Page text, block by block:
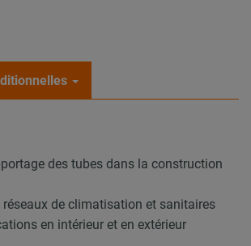
des tubes dans la construction
réseaux de climatisation et sanitaires
en intérieur et en extérieur